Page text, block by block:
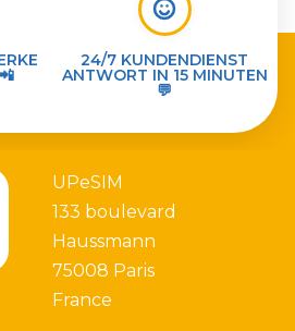
24/7 KUNDENDIENST
ANTWORT IN 15 MINUTEN
💬
UPeSIM
133 boulevard
Haussmann
75008 Paris
France